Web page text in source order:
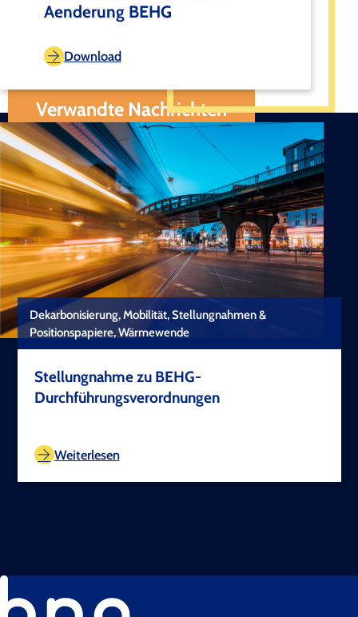
Aenderung BEHG
Download
Verwandte Nachrichten
Dekarbonisierung, Mobilität, Stellungnahmen &
Positionspapiere, Wärmewende
Stellungnahme zu BEHG-
Durchführungsverordnungen
Weiterlesen